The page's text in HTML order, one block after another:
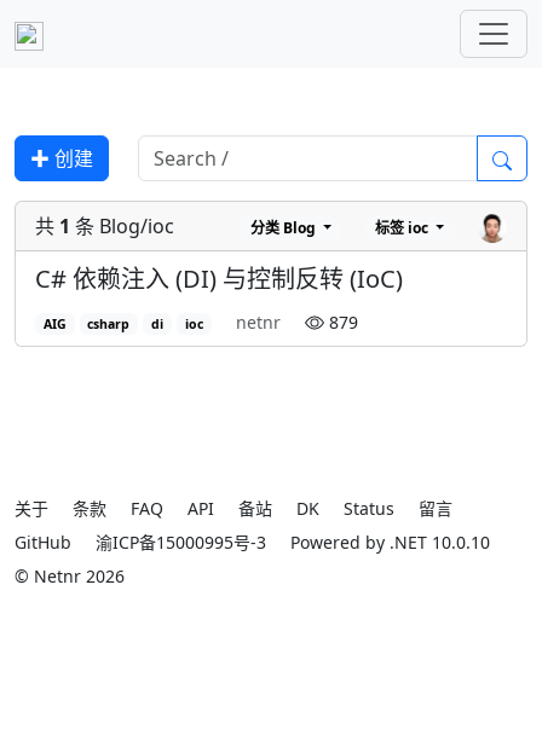
✚ 创建
共 1 条 Blog/ioc 分类 Blog 标签 ioc
C# 依赖注入 (DI) 与控制反转 (IoC)
AIG csharp di ioc netnr 879
关于 条款 FAQ API 备站 DK Status
留言
GitHub
渝ICP备15000995号-3
Powered by .NET 10.0.10
© Netnr 2026